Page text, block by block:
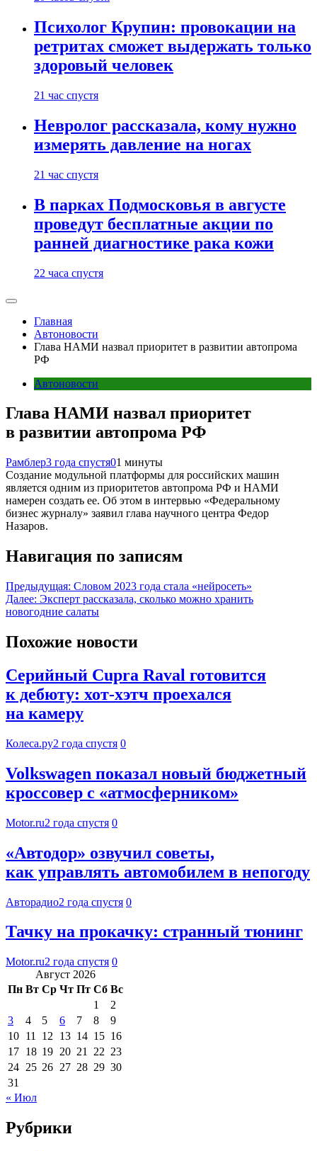
Психолог Крупин: провокации на
ретритах сможет выдержать только
здоровый человек
21 час спустя
Невролог рассказала, кому нужно
измерять давление на ногах
21 час спустя
В парках Подмосковья в августе
проведут бесплатные акции по
ранней диагностике рака кожи
22 часа спустя
Главная
Автоновости
Глава НАМИ назвал приоритет в развитии автопрома
РФ
Автоновости
Глава НАМИ назвал приоритет
в развитии автопрома РФ
Рамблер3 года спустя01 минуты
Создание модульной платформы для российских машин
является одним из приоритетов автопрома РФ и НАМИ
намерен создать ее. Об этом в интервью «Федеральному
бизнес журналу» заявил глава научного центра Федор
Назаров.
Навигация по записям
Предыдущая: Словом 2023 года стала «нейросеть»
Далее: Эксперт рассказала, сколько можно хранить
новогодние салаты
Похожие новости
Серийный Cupra Raval готовится
к дебюту: хот-хэтч проехался
на камеру
Колеса.ру2 года спустя 0
Volkswagen показал новый бюджетный
кроссовер с «атмосферником»
Motor.ru2 года спустя 0
«Автодор» озвучил советы,
как управлять автомобилем в непогоду
Авторадио2 года спустя 0
Тачку на прокачку: странный тюнинг
Motor.ru2 года спустя 0
Август 2026
Пн Вт Ср Чт Пт Сб Вс
1
2
3
4 5 6 7 8
9
10 11 12 13 14 15 16
17 18 19 20 21 22 23
24 25 26 27 28 29 30
31
« Июл
Рубрики